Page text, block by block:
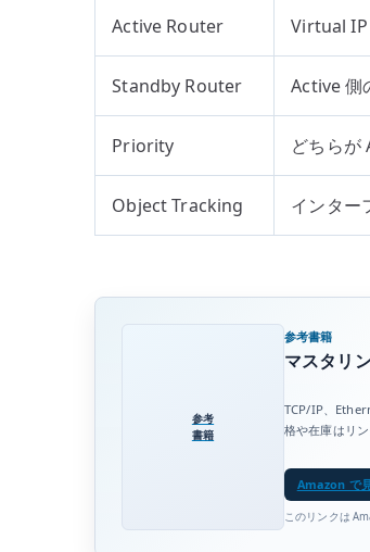
Active Router Virtual IP
Standby Router Active 側
Priority どちらが
Object Tracking インター
参考
書籍
参考書籍
マスタリ
TCP/IP、
格や在庫はリ
Amazon で
このリンクは